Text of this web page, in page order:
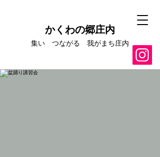
かくわの郷庄内
集い つながる​ 我がまち庄内